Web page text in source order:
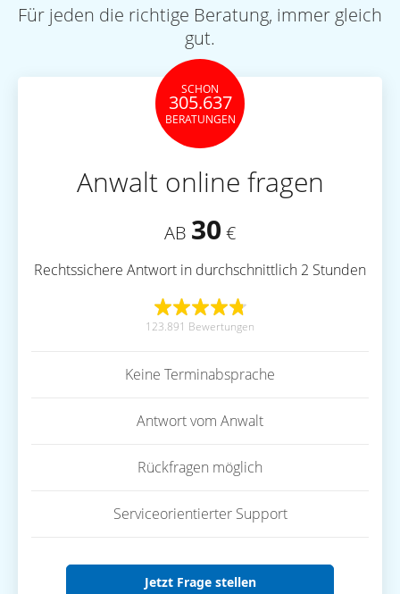
Für jeden die richtige Beratung, immer gleich
gut.
SCHON
305.637
BERATUNGEN
Anwalt online fragen
AB 30 €
Rechtssichere Antwort in durchschnittlich 2 Stunden
123.891 Bewertungen
Keine Terminabsprache
Antwort vom Anwalt
Rückfragen möglich
Serviceorientierter Support
Jetzt Frage stellen